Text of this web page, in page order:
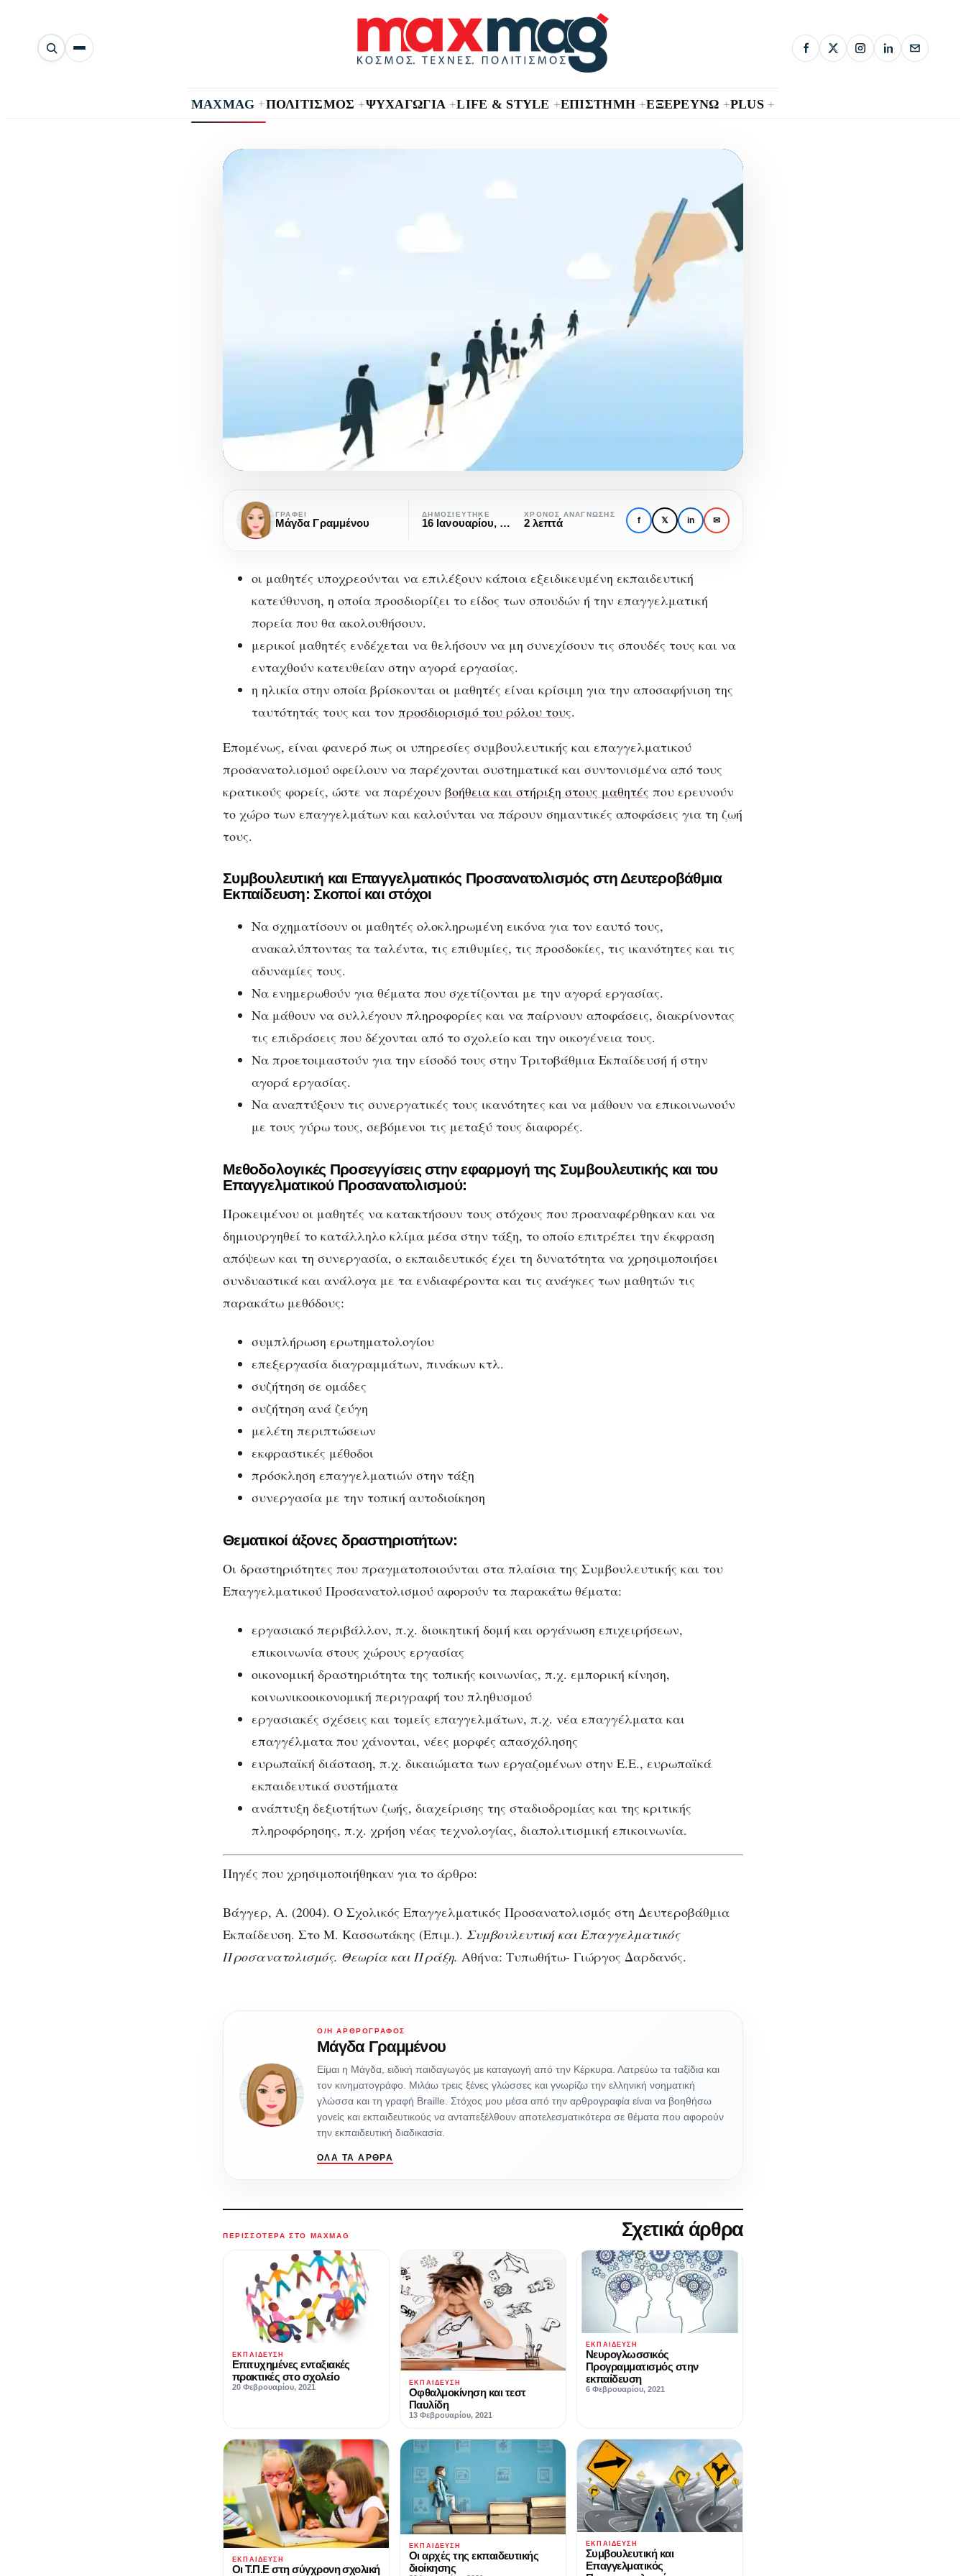
Αναζήτηση
άρθρων
MAXMAG +ΠΟΛΙΤΙΣΜΟΣ +ΨΥΧΑΓΩΓΙΑ +LIFE & STYLE +ΕΠΙΣΤΗΜΗ +ΕΞΕΡΕΥΝΩ +PLUS +
Συμβουλευτική και
Επαγγελματικός
Προσανατολισμός στη
Δευτεροβάθμια Εκπαίδευση
Συμβουλευτική
και
Επαγγελματικός
στη
Δευτεροβάθμια
Εκπαίδευση
ΓΡΆΦΕΙ
Μάγδα Γραμμένου
ΔΗΜΟΣΙΕΎΤΗΚΕ
16 Ιανουαρίου, 2021
ΧΡΌΝΟΣ ΑΝΆΓΝΩΣΗΣ
2 λεπτά f 𝕏 in ✉
οι μαθητές υποχρεούνται να επιλέξουν κάποια εξειδικευμένη εκπαιδευτική
κατεύθυνση, η οποία προσδιορίζει το είδος των σπουδών ή την επαγγελματική
πορεία που θα ακολουθήσουν.
μερικοί μαθητές ενδέχεται να θελήσουν να μη συνεχίσουν τις σπουδές τους και να
ενταχθούν κατευθείαν στην αγορά εργασίας.
η ηλικία στην οποία βρίσκονται οι μαθητές είναι κρίσιμη για την αποσαφήνιση της
ταυτότητάς τους και τον προσδιορισμό του ρόλου τους.
Επομένως, είναι φανερό πως οι υπηρεσίες συμβουλευτικής και επαγγελματικού
προσανατολισμού οφείλουν να παρέχονται συστηματικά και συντονισμένα από τους
κρατικούς φορείς, ώστε να παρέχουν βοήθεια και στήριξη στους μαθητές που ερευνούν
το χώρο των επαγγελμάτων και καλούνται να πάρουν σημαντικές αποφάσεις για τη ζωή
τους.
Συμβουλευτική και Επαγγελματικός Προσανατολισμός στη Δευτεροβάθμια
Εκπαίδευση: Σκοποί και στόχοι
Να σχηματίσουν οι μαθητές ολοκληρωμένη εικόνα για τον εαυτό τους,
ανακαλύπτοντας τα ταλέντα, τις επιθυμίες, τις προσδοκίες, τις ικανότητες και τις
αδυναμίες τους.
Να ενημερωθούν για θέματα που σχετίζονται με την αγορά εργασίας.
Να μάθουν να συλλέγουν πληροφορίες και να παίρνουν αποφάσεις, διακρίνοντας
τις επιδράσεις που δέχονται από το σχολείο και την οικογένεια τους.
Να προετοιμαστούν για την είσοδό τους στην Τριτοβάθμια Εκπαίδευσή ή στην
αγορά εργασίας.
Να αναπτύξουν τις συνεργατικές τους ικανότητες και να μάθουν να επικοινωνούν
με τους γύρω τους, σεβόμενοι τις μεταξύ τους διαφορές.
Μεθοδολογικές Προσεγγίσεις στην εφαρμογή της Συμβουλευτικής και του
Επαγγελματικού Προσανατολισμού:
Προκειμένου οι μαθητές να κατακτήσουν τους στόχους που προαναφέρθηκαν και να
δημιουργηθεί το κατάλληλο κλίμα μέσα στην τάξη, το οποίο επιτρέπει την έκφραση
απόψεων και τη συνεργασία, ο εκπαιδευτικός έχει τη δυνατότητα να χρησιμοποιήσει
συνδυαστικά και ανάλογα με τα ενδιαφέροντα και τις ανάγκες των μαθητών τις
παρακάτω μεθόδους:
συμπλήρωση ερωτηματολογίου
επεξεργασία διαγραμμάτων, πινάκων κτλ.
συζήτηση σε ομάδες
συζήτηση ανά ζεύγη
μελέτη περιπτώσεων
εκφραστικές μέθοδοι
πρόσκληση επαγγελματιών στην τάξη
συνεργασία με την τοπική αυτοδιοίκηση
Θεματικοί άξονες δραστηριοτήτων:
Οι δραστηριότητες που πραγματοποιούνται στα πλαίσια της Συμβουλευτικής και του
Επαγγελματικού Προσανατολισμού αφορούν τα παρακάτω θέματα:
εργασιακό περιβάλλον, π.χ. διοικητική δομή και οργάνωση επιχειρήσεων,
επικοινωνία στους χώρους εργασίας
οικονομική δραστηριότητα της τοπικής κοινωνίας, π.χ. εμπορική κίνηση,
κοινωνικοοικονομική περιγραφή του πληθυσμού
εργασιακές σχέσεις και τομείς επαγγελμάτων, π.χ. νέα επαγγέλματα και
επαγγέλματα που χάνονται, νέες μορφές απασχόλησης
ευρωπαϊκή διάσταση, π.χ. δικαιώματα των εργαζομένων στην Ε.Ε., ευρωπαϊκά
εκπαιδευτικά συστήματα
ανάπτυξη δεξιοτήτων ζωής, διαχείρισης της σταδιοδρομίας και της κριτικής
πληροφόρησης, π.χ. χρήση νέας τεχνολογίας, διαπολιτισμική επικοινωνία.
Πηγές που χρησιμοποιήθηκαν για το άρθρο:
Βάγγερ, Α. (2004). Ο Σχολικός Επαγγελματικός Προσανατολισμός στη Δευτεροβάθμια
Εκπαίδευση. Στο Μ. Κασσωτάκης (Επιμ.). Συμβουλευτική και Επαγγελματικός
Προσανατολισμός. Θεωρία και Πράξη. Αθήνα: Τυπωθήτω- Γιώργος Δαρδανός.
Ο/Η ΑΡΘΡΟΓΡΆΦΟΣ
Μάγδα Γραμμένου
Είμαι η Μάγδα, ειδική παιδαγωγός με καταγωγή από την Κέρκυρα. Λατρεύω τα ταξίδια και
τον κινηματογράφο. Μιλάω τρεις ξένες γλώσσες και γνωρίζω την ελληνική νοηματική
γλώσσα και τη γραφή Braille. Στόχος μου μέσα από την αρθρογραφία είναι να βοηθήσω
γονείς και εκπαιδευτικούς να ανταπεξέλθουν αποτελεσματικότερα σε θέματα που αφορούν
την εκπαιδευτική διαδικασία.
ΌΛΑ ΤΑ ΆΡΘΡΑ
ΠΕΡΙΣΣΌΤΕΡΑ ΣΤΟ MAXMAG Σχετικά άρθρα
ΕΚΠΑΊΔΕΥΣΗ
Επιτυχημένες ενταξιακές
πρακτικές στο σχολείο
20 Φεβρουαρίου, 2021 ΕΚΠΑΊΔΕΥΣΗ
Οφθαλμοκίνηση και τεστ
Παυλίδη
13 Φεβρουαρίου, 2021
ΕΚΠΑΊΔΕΥΣΗ
Νευρογλωσσικός
Προγραμματισμός στην
εκπαίδευση
6 Φεβρουαρίου, 2021
ΕΚΠΑΊΔΕΥΣΗ
Οι Τ.Π.Ε στη σύγχρονη σχολική
ΕΚΠΑΊΔΕΥΣΗ
Οι αρχές της εκπαιδευτικής
διοίκησης
ΕΚΠΑΊΔΕΥΣΗ
Συμβουλευτική και
Επαγγελματικός